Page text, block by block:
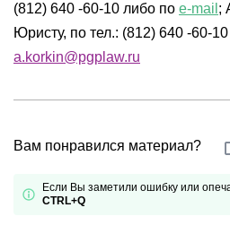
(812) 640 -60-10 либо по e-mail ;
Юристу, по тел.: (812) 640 -60-
a.korkin@pgplaw.ru
Вам понравился материал?
Если Вы заметили ошибку или
CTRL+Q